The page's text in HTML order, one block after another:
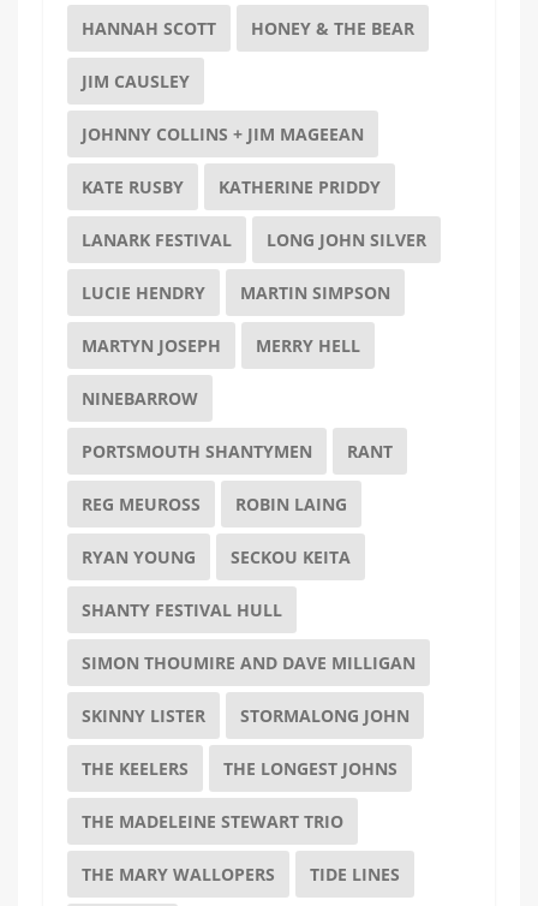
HANNAH SCOTT HONEY & THE BEAR
JIM CAUSLEY
JOHNNY COLLINS + JIM MAGEEAN
KATE RUSBY KATHERINE PRIDDY
LANARK FESTIVAL LONG JOHN SILVER
LUCIE HENDRY MARTIN SIMPSON
MARTYN JOSEPH MERRY HELL
NINEBARROW
PORTSMOUTH SHANTYMEN RANT
REG MEUROSS ROBIN LAING
RYAN YOUNG SECKOU KEITA
SHANTY FESTIVAL HULL
SIMON THOUMIRE AND DAVE MILLIGAN
SKINNY LISTER STORMALONG JOHN
THE KEELERS THE LONGEST JOHNS
THE MADELEINE STEWART TRIO
THE MARY WALLOPERS TIDE LINES